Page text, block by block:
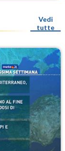
Vedi
tutte